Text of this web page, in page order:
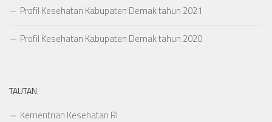
Profil Kesehatan Kabupaten Demak tahun 2021
Profil Kesehatan Kabupaten Demak tahun 2020
TAUTAN
Kementrian Kesehatan RI